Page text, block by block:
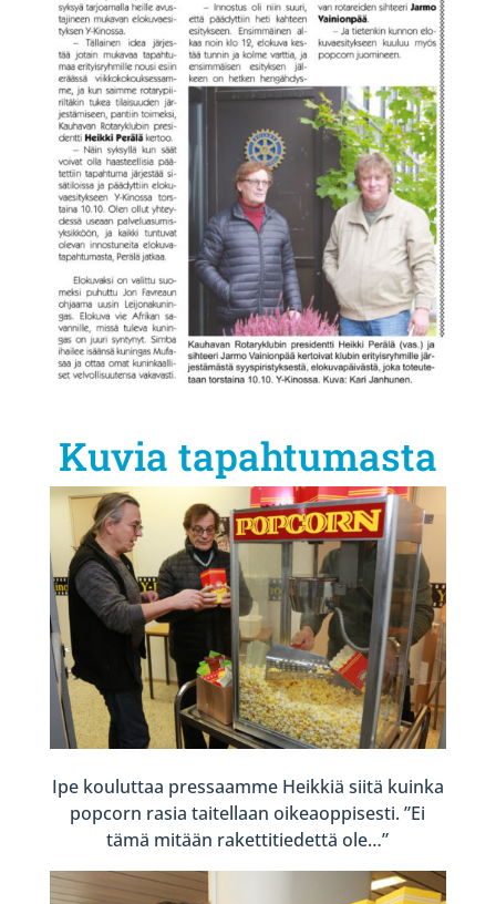
Kuvia tapahtumasta
Ipe kouluttaa pressaamme Heikkiä siitä kuinka
popcorn rasia taitellaan oikeaoppisesti. ”Ei
tämä mitään rakettitiedettä ole…”